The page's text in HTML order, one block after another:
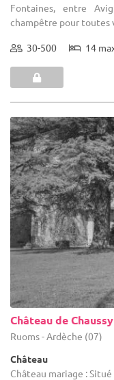
Fontaines, entre
champêtre pour toutes
30-500 14
Château de Chaussy
Ruoms - Ardèche (07)
Château
Château mariage :